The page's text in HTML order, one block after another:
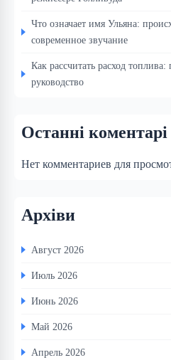
Что означает имя Ульяна:
современное звучание
Как рассчитать расход топлива:
руководство
Останні коментарі
Нет комментариев для
Архіви
Август 2026
Июль 2026
Июнь 2026
Май 2026
Апрель 2026